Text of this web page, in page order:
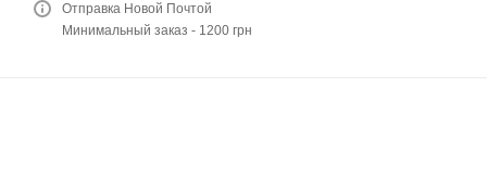
Отправка Новой Почтой
Минимальный заказ - 1200 грн